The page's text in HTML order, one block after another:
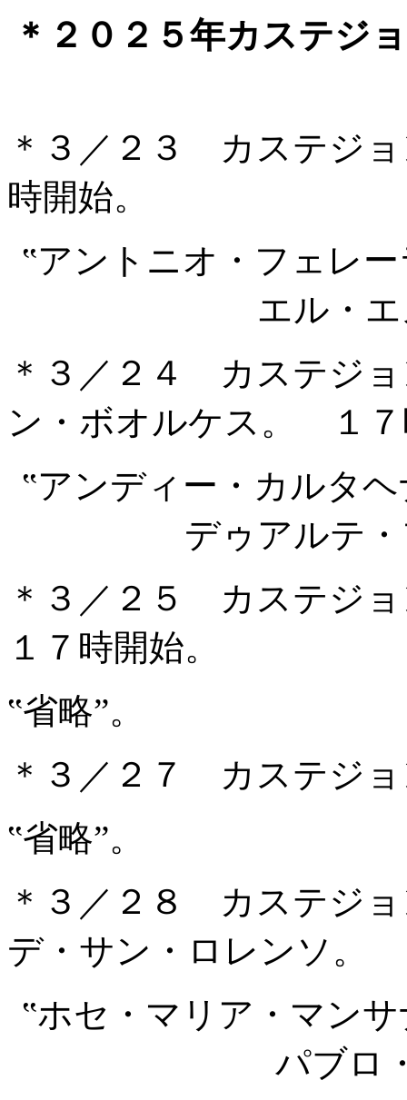
＊２０２５年カステジ
＊３／２３ カステジ
時開始。
‟アントニオ・フェレ
エル・
＊３／２４ カステジ
ン・ボオルケス。 １７
‟アンディー・カルタ
デゥアルテ
＊３／２５ カステジ
１７時開始。
‟省略”。
＊３／２７ カステジ
‟省略”。
＊３／２８ カステジ
デ・サン・ロレンソ。
‟ホセ・マリア・マン
パブロ